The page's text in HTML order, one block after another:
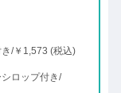
/￥1,573 (税込)
ロップ付き/